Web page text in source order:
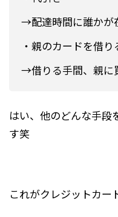
→配達時間に誰かが
・親のカードを借り
→借りる手間、親に
はい、他のどんな手段
す笑
これがクレジットカー